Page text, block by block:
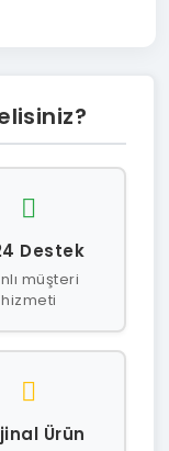
Destek
müşteri
hizmeti
Ürün